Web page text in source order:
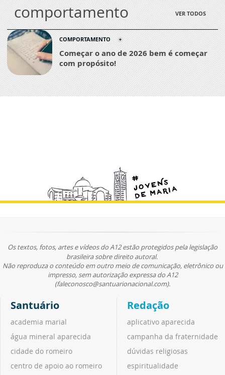
comportamento VER TODOS
COMPORTAMENTO
Começar o ano de 2026 bem é começar
com propósito!
Os textos, fotos, artes e vídeos do A12 estão protegidos pela legislação
brasileira sobre direito autoral.
Não reproduza o conteúdo em outro meio de comunicação, eletrônico ou
impresso, sem autorização expressa do A12
(faleconosco@santuarionacional.com).
Santuário
academia marial
água mineral aparecida
cidade do romeiro
centro de apoio ao romeiro
Redação
aplicativo aparecida
campanha da fraternidade
dúvidas religiosas
espiritualidade